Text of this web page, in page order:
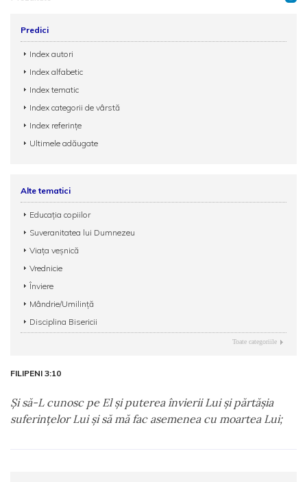
Predici
Index autori
Index alfabetic
Index tematic
Index categorii de vârstă
Index referințe
Ultimele adăugate
Alte tematici
Educația copiilor
Suveranitatea lui Dumnezeu
Viața veșnică
Vrednicie
Înviere
Mândrie/Umilință
Disciplina Bisericii
Toate categoriile
FILIPENI 3:10
Şi să-L cunosc pe El şi puterea învierii Lui şi părtăşia
suferinţelor Lui şi să mă fac asemenea cu moartea Lui;